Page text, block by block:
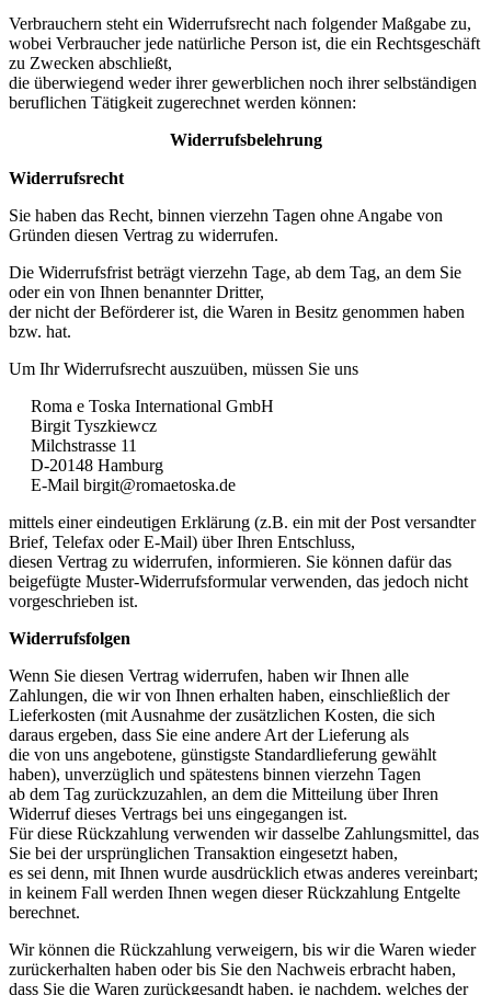
Verbrauchern steht ein Widerrufsrecht nach folgender Maßgabe zu,
wobei Verbraucher jede natürliche Person ist, die ein Rechtsgeschäft
zu Zwecken abschließt,
die überwiegend weder ihrer gewerblichen noch ihrer selbständigen
beruflichen Tätigkeit zugerechnet werden können:
Widerrufsbelehrung
Widerrufsrecht
Sie haben das Recht, binnen vierzehn Tagen ohne Angabe von
Gründen diesen Vertrag zu widerrufen.
Die Widerrufsfrist beträgt vierzehn Tage, ab dem Tag, an dem Sie
oder ein von Ihnen benannter Dritter,
der nicht der Beförderer ist, die Waren in Besitz genommen haben
bzw. hat.
Um Ihr Widerrufsrecht auszuüben, müssen Sie uns
Roma e Toska International GmbH
Birgit Tyszkiewcz
Milchstrasse 11
D-20148 Hamburg
E-Mail birgit@romaetoska.de
mittels einer eindeutigen Erklärung (z.B. ein mit der Post versandter
Brief, Telefax oder E-Mail) über Ihren Entschluss,
diesen Vertrag zu widerrufen, informieren. Sie können dafür das
beigefügte Muster-Widerrufsformular verwenden, das jedoch nicht
vorgeschrieben ist.
Widerrufsfolgen
Wenn Sie diesen Vertrag widerrufen, haben wir Ihnen alle
Zahlungen, die wir von Ihnen erhalten haben, einschließlich der
Lieferkosten (mit Ausnahme der zusätzlichen Kosten, die sich
daraus ergeben, dass Sie eine andere Art der Lieferung als
die von uns angebotene, günstigste Standardlieferung gewählt
haben), unverzüglich und spätestens binnen vierzehn Tagen
ab dem Tag zurückzuzahlen, an dem die Mitteilung über Ihren
Widerruf dieses Vertrags bei uns eingegangen ist.
Für diese Rückzahlung verwenden wir dasselbe Zahlungsmittel, das
Sie bei der ursprünglichen Transaktion eingesetzt haben,
es sei denn, mit Ihnen wurde ausdrücklich etwas anderes vereinbart;
in keinem Fall werden Ihnen wegen dieser Rückzahlung Entgelte
berechnet.
Wir können die Rückzahlung verweigern, bis wir die Waren wieder
zurückerhalten haben oder bis Sie den Nachweis erbracht haben,
dass Sie die Waren zurückgesandt haben, je nachdem, welches der